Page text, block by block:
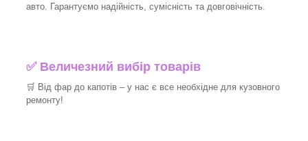
авто. Гарантуємо надійність, сумісність та довговічність.
✅ Величезний вибір товарів
🛒 Від фар до капотів – у нас є все необхідне для кузовного
ремонту!